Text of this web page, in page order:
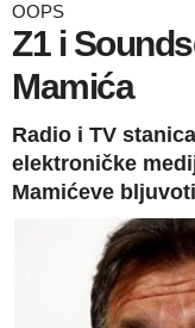
OOPS
Z1 i
Mamića
Radio i TV
elektroničke
Mamićeve